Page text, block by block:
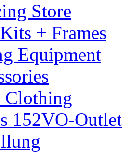
Store
+ Frames
Equipment
Clothing
152VO-Outlet